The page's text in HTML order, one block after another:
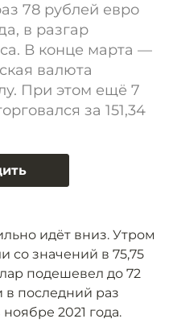
78 рублей евро
в разгар
В конце марта —
валюта
При этом ещё 7
за 151,34
идёт вниз. Утром
со значений в 75,75
подешевел до 72
в последний раз
2021 года.